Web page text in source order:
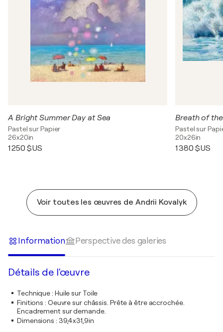
A Bright Summer Day at Sea
Pastel sur Papier
26x20in
1 250 $US
Breath of
Pastel sur
20x26in
1 380 $US
Voir toutes les œuvres de Andrii Kovalyk
Information Perspective des galeries
Détails de l'œuvre
Technique: Huile sur Toile
Finitions : Oeuvre sur châssis. Prête à être accrochée.
Encadrement sur demande.
Dimensions : 39,4x31,9in